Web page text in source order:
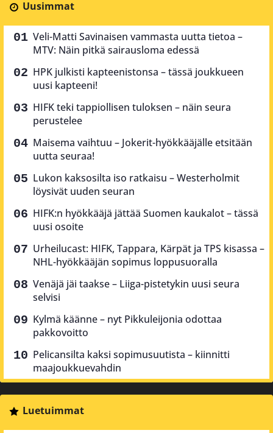
Uusimmat
Veli-Matti Savinaisen vammasta uutta tietoa –
MTV: Näin pitkä sairausloma edessä
HPK julkisti kapteenistonsa – tässä joukkueen
uusi kapteeni!
HIFK teki tappiollisen tuloksen – näin seura
perustelee
Maisema vaihtuu – Jokerit-hyökkääjälle etsitään
uutta seuraa!
Lukon kaksosilta iso ratkaisu – Westerholmit
löysivät uuden seuran
HIFK:n hyökkääjä jättää Suomen kaukalot – tässä
uusi osoite
Urheilucast: HIFK, Tappara, Kärpät ja TPS kisassa –
NHL-hyökkääjän sopimus loppusuoralla
Venäjä jäi taakse – Liiga-pistetykin uusi seura
selvisi
Kylmä käänne – nyt Pikkuleijonia odottaa
pakkovoitto
Pelicansilta kaksi sopimusuutista – kiinnitti
maajoukkuevahdin
Luetuimmat